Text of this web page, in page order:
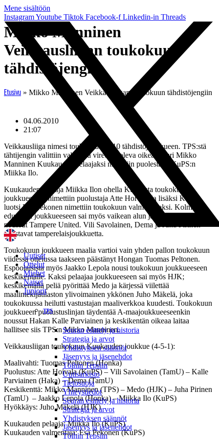
Mene sisältöön
InstagramYoutube Tiktok Facebook-f Linkedin-in Threads
Uutiset
Ottelut
Miehet
Naiset
Juniorit
TPS
Seuran esittely ja historia
Strategia ja arvot
Yhdistyksen säännöt
Jäsenyys ja jäsenehdot
Töihin Tepsiin
Uutisarkisto
Tietosuoja
Yhteystiedot
Seuran esittely ja historia
Strategia ja arvot
Yhdistyksen säännöt
Jäsenyys ja jäsenehdot
Töihin Tepsiin
Mikko Manninen
Veikkausliigan toukokuun
tähdistöjengiin
Etusivu » Mikko Manninen Veikkausliigan toukokuun tähdistöjengiin
04.06.2010
21:07
Veikkausliiga nimesi toukokuun 2010 tähdistöjoukkueen. TPS:stä
tähtijengin valittiin vahvassa vireessä oleva oikea laituri Mikko
Manninen Kuukauden pelaajaksi nimettiin puolestaan KuPS:n
Miikka Ilo.
Kuukauden pelaaja Miikka Ilon ohella KuPS:sta toukokuun
joukkueeseen nimettiin puolustaja Atte Hoivala ja lisäksi KuPS-
luotsi Esa Pekonen nimettiin toukokuun valmentajaksi. Kolme
edustajaa joukkueeseen sai myös vaikean alun jälkeen vahvasti
noussut Tampere United. Vili Savolainen, Dema ja Juha Pirinen
edustavat tamperelaisjoukkuetta.
Toukokuun joukkueen maalia vartioi vain yhden pallon toukokuun
viidessä ottelussa taakseen päästänyt Hongan Tuomas Peltonen.
Espoolaisista myös Jaakko Lepola nousi toukokuun joukkueeseen
keskikentälle. Kaksi pelaajaa joukkueeseen sai myös HJK;
keskikentällä peliä pyörittää Medo ja kärjessä viilettää
maalintekijätilaston ylivoimainen ykkönen Juho Mäkelä, joka
toukokuussa heilutti vastustajan maaliverkkoa kuudesti. Toukokuun
joukkueen puolustuslinjan täydentää A-maajoukkueeseenkin
noussut Hakan Kalle Parviainen ja keskikentän oikeaa laitaa
hallitsee siis TPS:n Mikko Manninen.
Veikkausliigan toukokuun Kuukauden joukkue (4-5-1):
Maalivahti: Tuomas Peltonen (Honka)
Puolustus: Atte Hoivala (KuPS) – Vili Savolainen (TamU) – Kalle
Parviainen (Haka) – Dema (TamU)
Keskikenttä: Mikko Manninen (TPS) – Medo (HJK) – Juha Pirinen
(TamU) – Jaakko Lepola (Honka) – Miikka Ilo (KuPS)
Hyökkäys: Juho Mäkelä (HJK)
Kuukauden pelaaja: Miikka Ilo (KuPS)
Kuukauden valmentaja: Esa Pekonen (KuPS)